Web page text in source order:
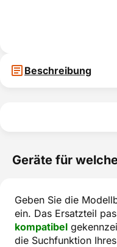
Beschreibung
Geräte für
Geben Sie die
ein. Das Ersatzteil
kompatibel
die Suchfunktion